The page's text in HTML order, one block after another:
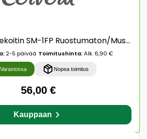
Wilfa - Sauvasekoitin SM-1FP Ruostumaton/Musta
2-5 päivää Toimitushinta:Alk. 6,90 €
Varastossa Nopea toimitus
56,00 €
Kauppaan